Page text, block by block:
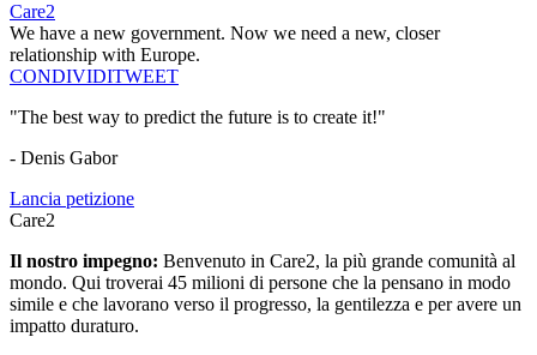
Care2
We have a new government. Now we need a new, closer
relationship with Europe.
CONDIVIDITWEET
"The best way to predict the future is to create it!"
- Denis Gabor
Lancia petizione
Care2
Il nostro impegno: Benvenuto in Care2, la più grande comunità al
mondo. Qui troverai 45 milioni di persone che la pensano in modo
simile e che lavorano verso il progresso, la gentilezza e per avere un
impatto duraturo.